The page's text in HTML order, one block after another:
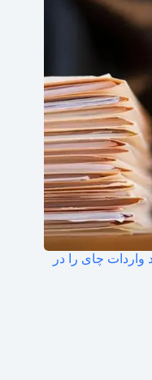
واردات چای را در